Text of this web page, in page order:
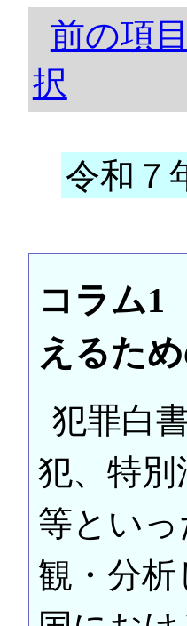
前の項目
択
令和７
コラム1
えるた
犯罪白
犯、特別
等とい
観・分